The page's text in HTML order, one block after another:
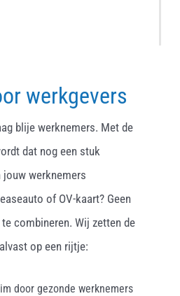
werkgevers
blije werknemers. Met de
dat nog een stuk
werknemers
of OV-kaart? Geen
combineren. Wij zetten de
op een rijtje:
door gezonde werknemers